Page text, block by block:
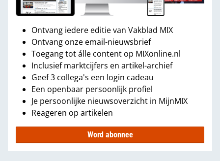
Ontvang iedere editie van Vakblad MIX
Ontvang onze email-nieuwsbrief
Toegang tot álle content op MIXonline.nl
Inclusief marktcijfers en artikel-archief
Geef 3 collega's een login cadeau
Een openbaar persoonlijk profiel
Je persoonlijke nieuwsoverzicht in MijnMIX
Reageren op artikelen
Word abonnee